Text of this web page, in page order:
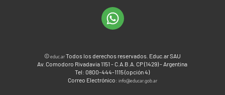
©educ.arTodos los derechos reservados. Educ.ar SAU
Av. Comodoro Rivadavia 1151 - C.A.B.A. CP (1429) - Argentina
Tel: 0800-444-1115 (opción 4)
Correo Electrónico: info@educar.gob.ar